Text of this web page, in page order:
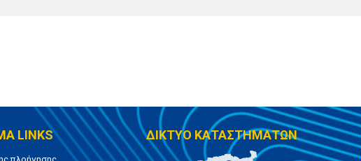
LINKS ΔΙΚΤΥΟ ΚΑΤΑΣΤΗΜΑΤΩΝ